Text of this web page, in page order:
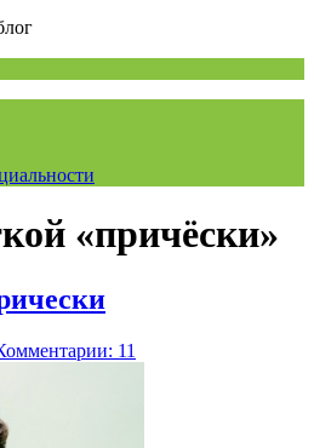
«причёски»
11